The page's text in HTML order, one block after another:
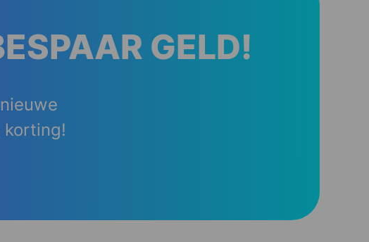
GELD!
korting!